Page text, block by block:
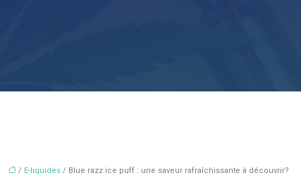
/ E-liquides / Blue razz ice puff : une saveur rafraîchissante à découvrir?